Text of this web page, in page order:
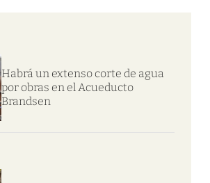
Habrá un extenso corte de agua
por obras en el Acueducto
Brandsen